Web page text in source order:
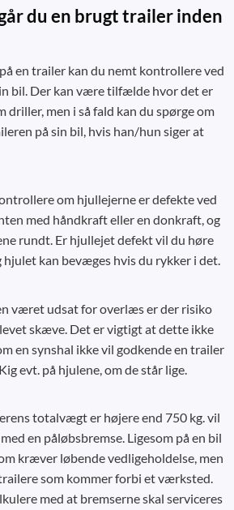
du en brugt trailer inden
en trailer kan du nemt kontrollere ved
bil. Der kan være tilfælde hvor det er
driller, men i så fald kan du spørge om
på sin bil, hvis han/hun siger at
om hjullejerne er defekte ved
med håndkraft eller en donkraft, og
rundt. Er hjullejet defekt vil du høre
hjulet kan bevæges hvis du rykker i det.
været udsat for overlæs er der risiko
skæve. Det er vigtigt at dette ikke
en synshal ikke vil godkende en trailer
evt. på hjulene, om de står lige.
totalvægt er højere end 750 kg. vil
en påløbsbremse. Ligesom på en bil
kræver løbende vedligeholdelse, men
som kommer forbi et værksted.
med at bremserne skal serviceres